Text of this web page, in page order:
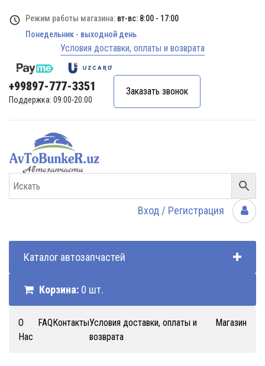
Режим работы магазина: вт-вс: 8:00 - 17:00
Понедельник - выходной день
Условия доставки, оплаты и возврата
+99897-777-3351
Поддержка: 09:00-20:00
Заказать звонок
Вход / Регистрация
Каталог автозапчастей
Корзина: 0 шт.
О
Нас
FAQКонтактыУсловия доставки, оплаты и
возврата
Магазин